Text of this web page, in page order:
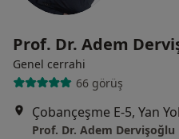
Prof. Dr. Adem
Genel cerrahi
66 görüş
Prof. Dr. Adem Dervişoğlu